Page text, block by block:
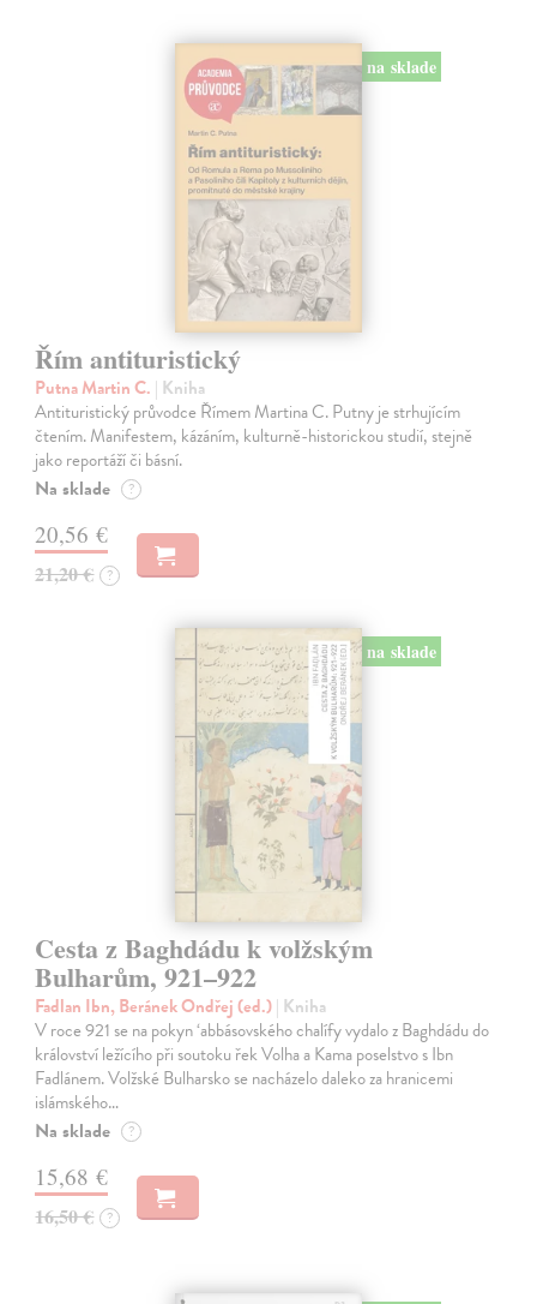
na sklade
Řím antituristický
Putna Martin C. | Kniha
Antituristický průvodce Římem Martina C. Putny je strhujícím
čtením. Manifestem, kázáním, kulturně-historickou studií, stejně
jako reportáží či básní.
Na sklade ?
20,56 €
21,20 € ?
na sklade
Cesta z Baghdádu k volžským
Bulharům, 921–922
Fadlan Ibn, Beránek Ondřej (ed.)| Kniha
V roce 921 se na pokyn ‘abbásovského chalífy vydalo z Baghdádu do
království ležícího při soutoku řek Volha a Kama poselstvo s Ibn
Fadlánem. Volžské Bulharsko se nacházelo daleko za hranicemi
islámského…
Na sklade ?
15,68 €
16,50 € ?